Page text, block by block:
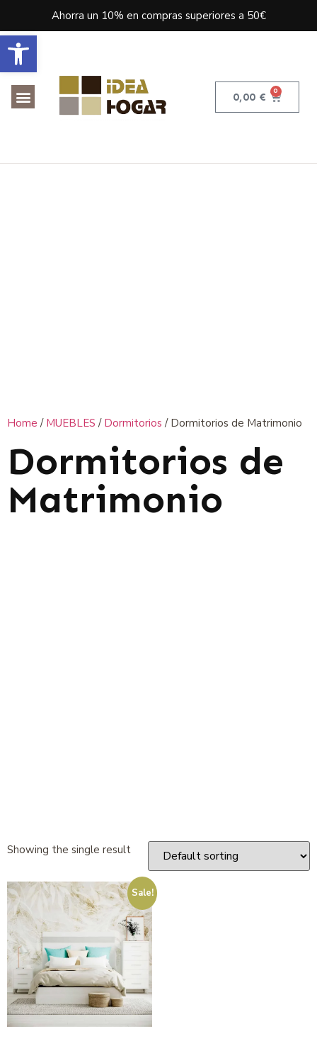
Abrir barra de herramientas
Ahorra un 10% en compras superiores a 50€
0,00 € 0
Home / MUEBLES / Dormitorios / Dormitorios de Matrimonio
Dormitorios de
Matrimonio
Showing the single result
Sale!